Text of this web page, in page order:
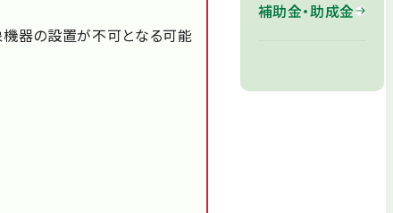
補助金・助成金
機器の設置が不可となる可能